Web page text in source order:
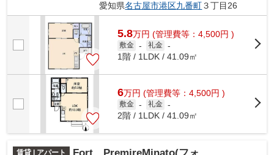
愛知県名古屋市港区九番町３丁目26
5.8万円 (管理費等：4,500円 )
敷金 - 礼金 -
1階 / 1LDK / 41.09㎡
6万円 (管理費等：4,500円 )
敷金 - 礼金 -
2階 / 1LDK / 41.09㎡
賃貸 | アパート